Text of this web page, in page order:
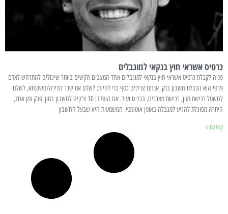
כרטיס אשראי חוץ בנקאי למוגבלים
פניה לקבלת כרטיס אשראי חוץ בנקאי למוגבלים אחד המצבים הקשים ביותר שיכולים להתרחש לאדם
פרטי הוא הגבלת חשבון בנק. אנחנו צריכים כסף כדי לחיות: לשלם את שכר הדירה/משכנתא, לשלם
לחשמל רכישת מזון, רכישת מצרכים, בגדים ועוד. אם הופקדו 10 צ'קים לחשבון בתוך פרק זמן אחד,
היתרה מסוגלת להגיע למגבלה באופן אוטומטי. המשמעות היא שבעל החשבון
קרא עוד »